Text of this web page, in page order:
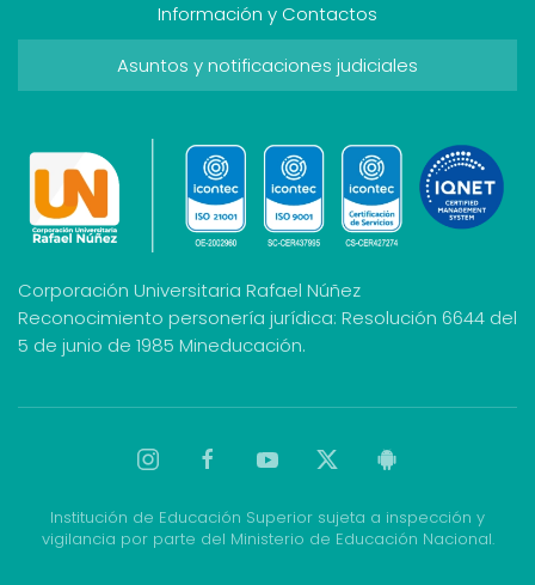
Información y Contactos
Asuntos y notificaciones judiciales
Corporación Universitaria Rafael Núñez
Reconocimiento personería jurídica: Resolución 6644 del
5 de junio de 1985 Mineducación.
Institución de Educación Superior sujeta a inspección y
vigilancia por parte del Ministerio de Educación Nacional.